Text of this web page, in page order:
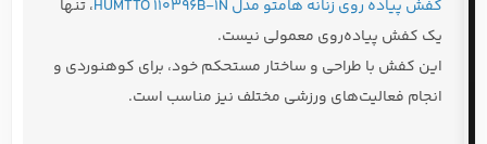
کفش پیاده روی زنانه هامتو مدل HUMTTO 110396B-1N
، تنها
یک کفش پیاده‌روی معمولی نیست.
این کفش با طراحی و ساختار مستحکم خود، برای کوهنوردی و
انجام فعالیت‌های ورزشی مختلف نیز مناسب است.